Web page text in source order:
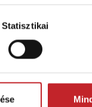
Statisztikai